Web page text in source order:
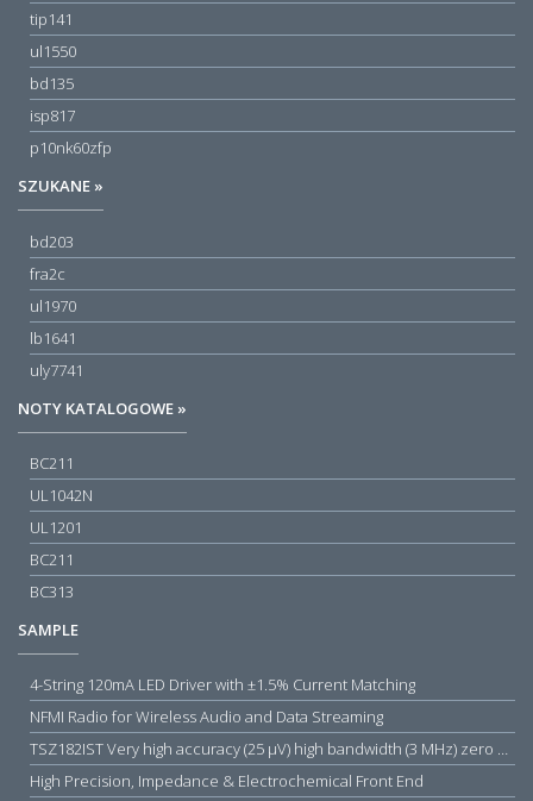
tip141
ul1550
bd135
isp817
p10nk60zfp
SZUKANE »
bd203
fra2c
ul1970
lb1641
uly7741
NOTY KATALOGOWE »
BC211
UL1042N
UL1201
BC211
BC313
SAMPLE
4-String 120mA LED Driver with ±1.5% Current Matching
NFMI Radio for Wireless Audio and Data Streaming
TSZ182IST Very high accuracy (25 µV) high bandwidth (3 MHz) zero drift 5 V operational amplifiers
High Precision, Impedance & Electrochemical Front End